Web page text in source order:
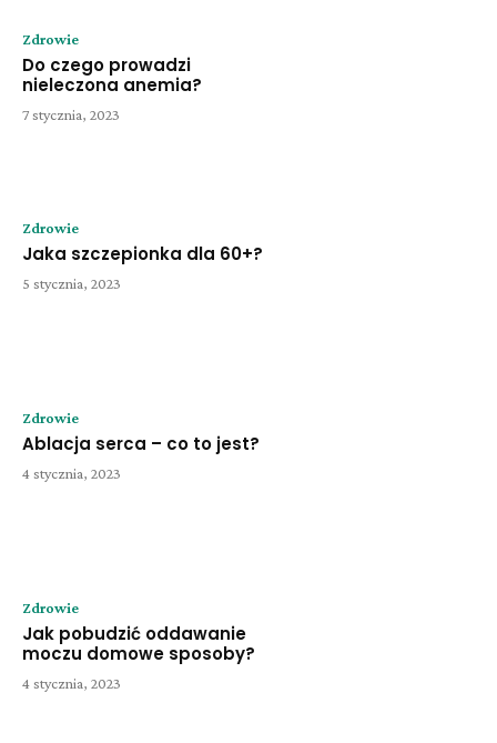
Zdrowie
Do czego prowadzi
nieleczona anemia?
7 stycznia, 2023
Zdrowie
Jaka szczepionka dla 60+?
5 stycznia, 2023
Zdrowie
Ablacja serca – co to jest?
4 stycznia, 2023
Zdrowie
Jak pobudzić oddawanie
moczu domowe sposoby?
4 stycznia, 2023